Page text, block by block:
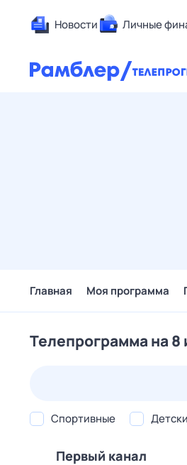
Новости Личные
Главная Моя программа
Телепрограмма на 8
Спортивные
Первый канал